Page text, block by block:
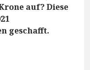
auf? Diese
geschafft.